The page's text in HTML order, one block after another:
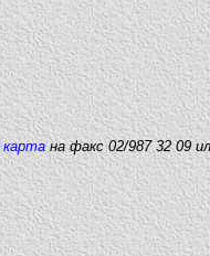
картана факс 02/987 32 09